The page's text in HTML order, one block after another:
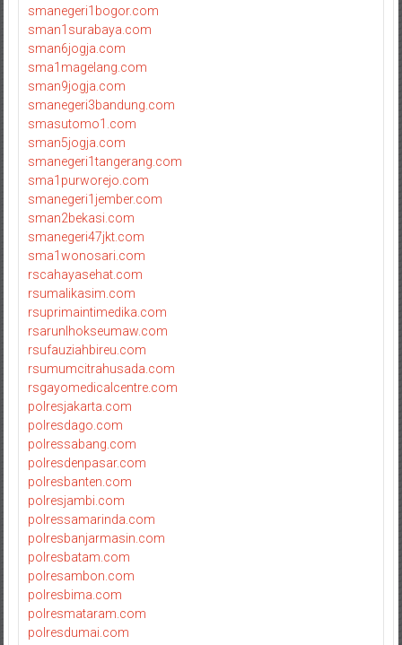
smanegeri1bogor.com
sman1surabaya.com
sman6jogja.com
sma1magelang.com
sman9jogja.com
smanegeri3bandung.com
smasutomo1.com
sman5jogja.com
smanegeri1tangerang.com
sma1purworejo.com
smanegeri1jember.com
sman2bekasi.com
smanegeri47jkt.com
sma1wonosari.com
rscahayasehat.com
rsumalikasim.com
rsuprimaintimedika.com
rsarunlhokseumaw.com
rsufauziahbireu.com
rsumumcitrahusada.com
rsgayomedicalcentre.com
polresjakarta.com
polresdago.com
polressabang.com
polresdenpasar.com
polresbanten.com
polresjambi.com
polressamarinda.com
polresbanjarmasin.com
polresbatam.com
polresambon.com
polresbima.com
polresmataram.com
polresdumai.com